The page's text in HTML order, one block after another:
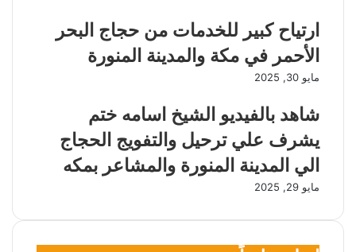
ارتياح كبير للخدمات من حجاج البحر
الأحمر في مكة والمدينة المنورة
مايو 30, 2025
شاهد بالفيديو الشيخ اسامه ختم
يشرف علي ترحيل والتفويج الحجاج
الي المدينة المنورة والمشاعر بمكه
مايو 29, 2025